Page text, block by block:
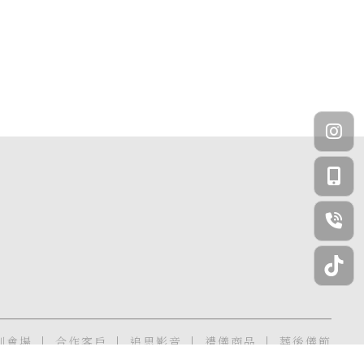
會場 合作客戶 追思影音 禮儀商品 葬後儀節